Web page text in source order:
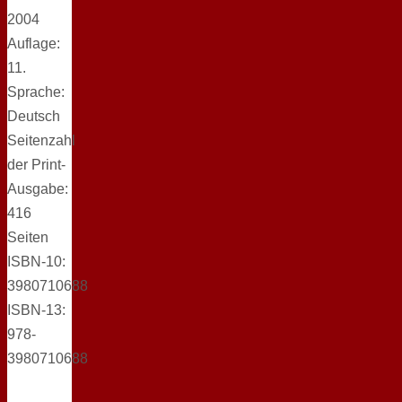
2004
Auflage:
11.
Sprache:
Deutsch
Seitenzahl
der Print-
Ausgabe:
416
Seiten
ISBN-10:
3980710688
ISBN-13:
978-
3980710688